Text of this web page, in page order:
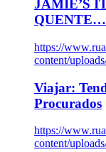
JAMIE’S
https://
content/
Viajar:
Procurados
https://
content/